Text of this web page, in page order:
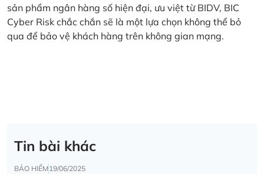
sản phẩm ngân hàng số hiện đại, ưu việt từ BIDV, BIC
Cyber Risk chắc chắn sẽ là một lựa chọn không thể bỏ
qua để bảo vệ khách hàng trên không gian mạng.
Tin bài khác
BẢO HIỂM19/06/2025